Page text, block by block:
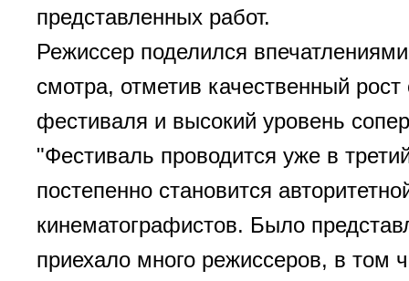
представленных работ.
Режиссер поделился
смотра, отметив качественный рост
фестиваля и высокий уровень
"Фестиваль проводится уже в
постепенно становится
кинематографистов. Было
приехало много режиссеров, в том